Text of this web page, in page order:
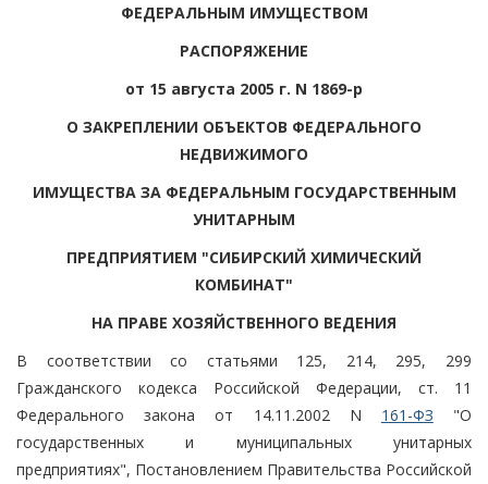
ФЕДЕРАЛЬНЫМ ИМУЩЕСТВОМ
РАСПОРЯЖЕНИЕ
от 15 августа 2005 г. N 1869-р
О ЗАКРЕПЛЕНИИ ОБЪЕКТОВ ФЕДЕРАЛЬНОГО
НЕДВИЖИМОГО
ИМУЩЕСТВА ЗА ФЕДЕРАЛЬНЫМ ГОСУДАРСТВЕННЫМ
УНИТАРНЫМ
ПРЕДПРИЯТИЕМ "СИБИРСКИЙ ХИМИЧЕСКИЙ
КОМБИНАТ"
НА ПРАВЕ ХОЗЯЙСТВЕННОГО ВЕДЕНИЯ
В соответствии со статьями 125, 214, 295, 299
Гражданского кодекса Российской Федерации, ст. 11
Федерального закона от 14.11.2002 N 161-ФЗ "О
государственных и муниципальных унитарных
предприятиях", Постановлением Правительства Российской